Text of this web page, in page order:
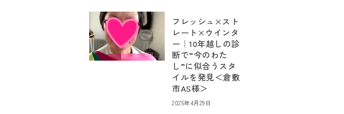
フレッシュ×スト
レート×ウインタ
ー｜10年越しの診
断で“今のわた
し”に似合うスタ
イルを発見＜倉敷
市AS様＞
2025年4月29日